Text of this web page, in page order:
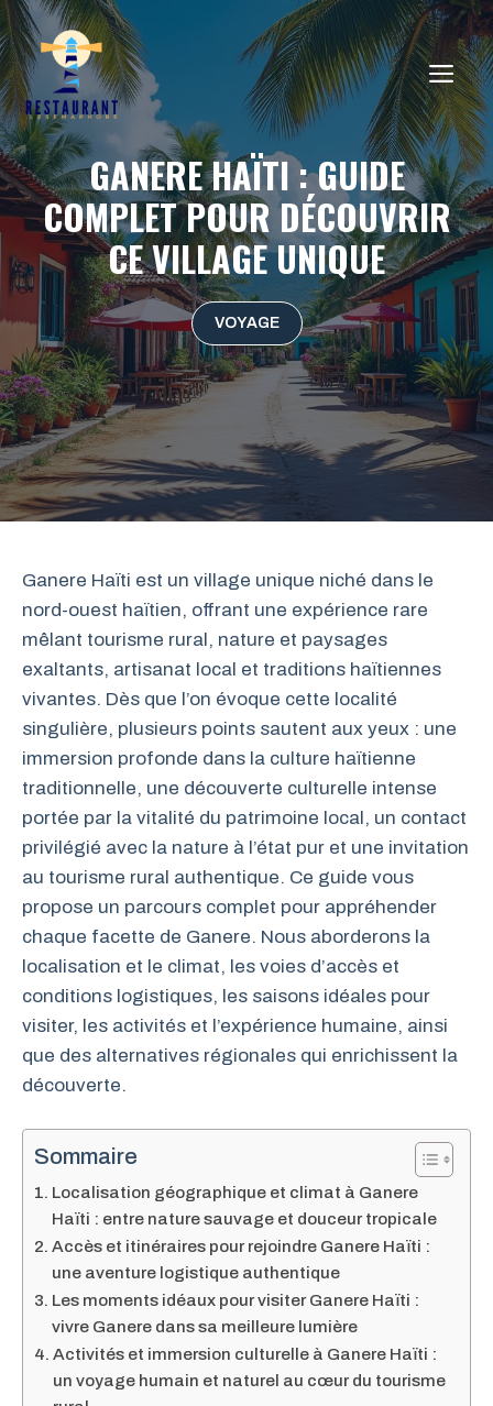
Aller
au
contenu
GANERE HAÏTI : GUIDE
COMPLET POUR DÉCOUVRIR
CE VILLAGE UNIQUE
VOYAGE
Ganere Haïti est un village unique niché dans le
nord-ouest haïtien, offrant une expérience rare
mêlant tourisme rural, nature et paysages
exaltants, artisanat local et traditions haïtiennes
vivantes. Dès que l’on évoque cette localité
singulière, plusieurs points sautent aux yeux : une
immersion profonde dans la culture haïtienne
traditionnelle, une découverte culturelle intense
portée par la vitalité du patrimoine local, un contact
privilégié avec la nature à l’état pur et une invitation
au tourisme rural authentique. Ce guide vous
propose un parcours complet pour appréhender
chaque facette de Ganere. Nous aborderons la
localisation et le climat, les voies d’accès et
conditions logistiques, les saisons idéales pour
visiter, les activités et l’expérience humaine, ainsi
que des alternatives régionales qui enrichissent la
découverte.
Sommaire
Localisation géographique et climat à Ganere
Haïti : entre nature sauvage et douceur tropicale
Accès et itinéraires pour rejoindre Ganere Haïti :
une aventure logistique authentique
Les moments idéaux pour visiter Ganere Haïti :
vivre Ganere dans sa meilleure lumière
Activités et immersion culturelle à Ganere Haïti :
un voyage humain et naturel au cœur du tourisme